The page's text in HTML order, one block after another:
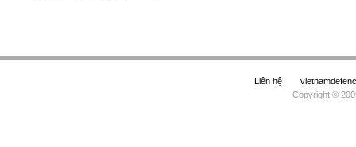
Liên hệ
Copyright ©